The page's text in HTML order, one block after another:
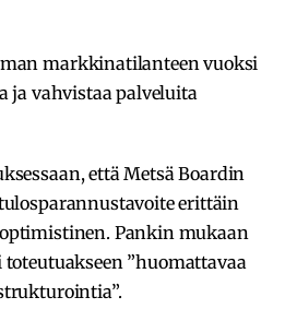
markkinatilanteen vuoksi
ja vahvistaa palveluita
että Metsä Boardin
erittäin
Pankin mukaan
”huomattavaa